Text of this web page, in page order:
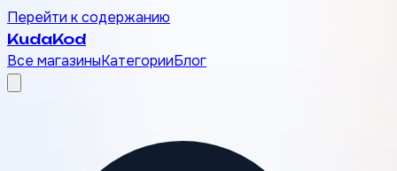
Перейти к содержанию
KudaKod
Все магазиныКатегорииБлог